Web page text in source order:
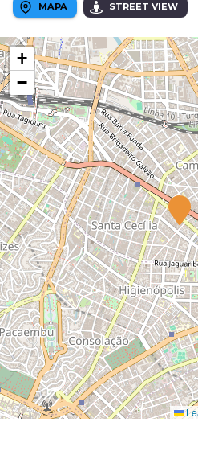
MAPA STREET VIEW
+
−